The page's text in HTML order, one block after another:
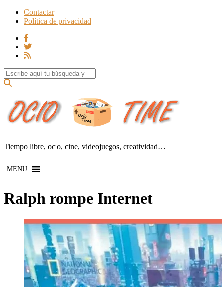
Contactar
Política de privacidad
Search for:
Tiempo libre, ocio, cine, videojuegos, creatividad…
MENU
Ralph rompe Internet